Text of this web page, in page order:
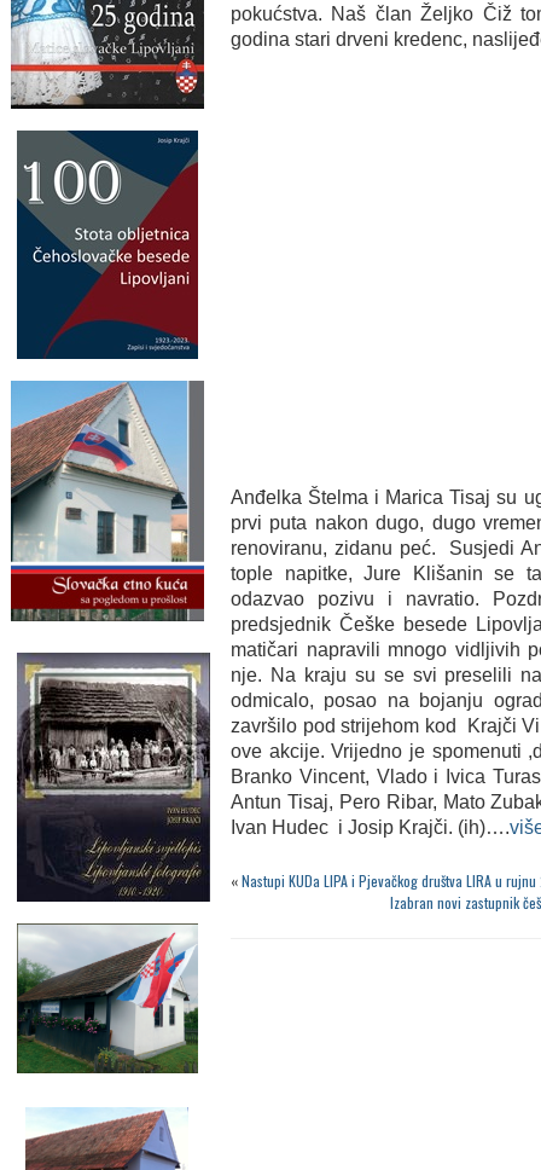
pokućstva. Naš član Željko Čiž
godina stari drveni kredenc,
Anđelka Štelma i Marica Tisaj su
prvi puta nakon dugo, dugo
renoviranu, zidanu peć. Susjedi
tople napitke, Jure Klišanin se
odazvao pozivu i navratio.
predsjednik Češke besede
matičari napravili mnogo vidljivih
nje. Na kraju su se svi preselili
odmicalo, posao na bojanju
završilo pod strijehom kod Krajči
ove akcije. Vrijedno je spomenuti
Branko Vincent, Vlado i Ivica
Antun Tisaj, Pero Ribar, Mato
Ivan Hudec i Josip Krajči. (ih)….
«Nastupi KUDa LIPA i Pjevačkog društva LIRA u
Izabran novi zastupnik